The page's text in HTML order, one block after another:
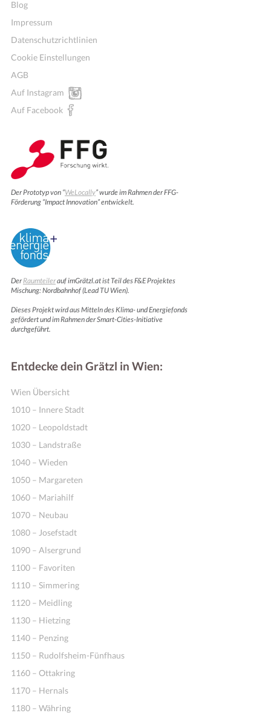
Blog
Impressum
Datenschutzrichtlinien
Cookie Einstellungen
AGB
Auf Instagram
Auf Facebook
Der Prototyp von “WeLocally” wurde im Rahmen der FFG-
Förderung “Impact Innovation” entwickelt.
DerRaumteilerauf imGrätzl.at ist Teil des F&E Projektes
Mischung: Nordbahnhof (Lead TU Wien).
Dieses Projekt wird aus Mitteln des Klima- und Energiefonds
gefördert und im Rahmen der Smart-Cities-Initiative
durchgeführt.
Entdecke dein Grätzl in Wien:
Wien Übersicht
1010 – Innere Stadt
1020 – Leopoldstadt
1030 – Landstraße
1040 – Wieden
1050 – Margareten
1060 – Mariahilf
1070 – Neubau
1080 – Josefstadt
1090 – Alsergrund
1100 – Favoriten
1110 – Simmering
1120 – Meidling
1130 – Hietzing
1140 – Penzing
1150 – Rudolfsheim-Fünfhaus
1160 – Ottakring
1170 – Hernals
1180 – Währing